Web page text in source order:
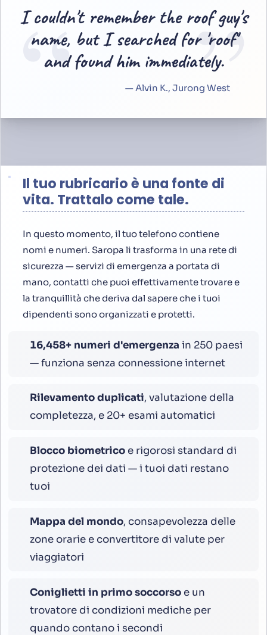
“ ”
I couldn't remember the roof guy's
name, but I searched for 'roof'
and found him immediately.
— Alvin K., Jurong West
Il tuo rubricario è una fonte di
vita. Trattalo come tale.
In questo momento, il tuo telefono contiene
nomi e numeri. Saropa li trasforma in una rete di
sicurezza — servizi di emergenza a portata di
mano, contatti che puoi effettivamente trovare e
la tranquillità che deriva dal sapere che i tuoi
dipendenti sono organizzati e protetti.
16,800+ numeri d'emergenza in 250 paesi
— funziona senza connessione internet
Rilevamento duplicati, valutazione della
completezza, e 20+ esami automatici
Blocco biometricoe rigorosi standard di
protezione dei dati — i tuoi dati restano
tuoi
Mappa del mondo, consapevolezza delle
zone orarie e convertitore di valute per
viaggiatori
Coniglietti in primo soccorsoe un
trovatore di condizioni mediche per
quando contano i secondi